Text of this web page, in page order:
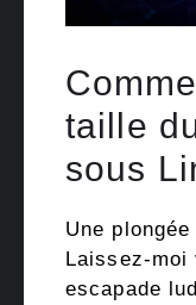
taille
sous
Une
Laissez-moi
escapade